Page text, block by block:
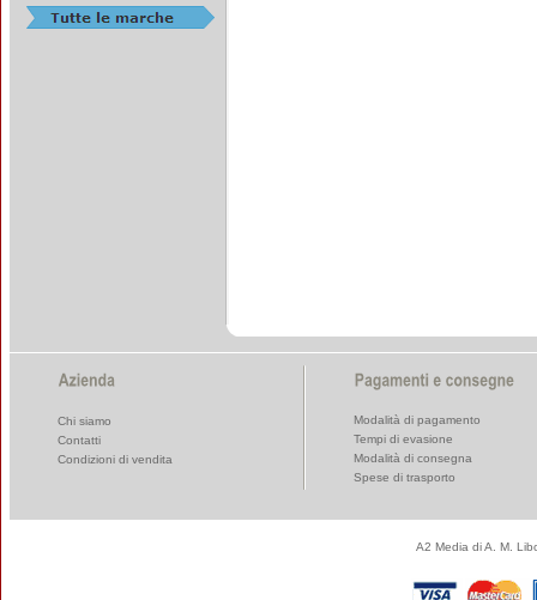
Chi siamo
Contatti
Condizioni di vendita
Modalità di pagamento
Tempi di evasione
Modalità di consegna
Spese di trasporto
A2 Media di A. M.